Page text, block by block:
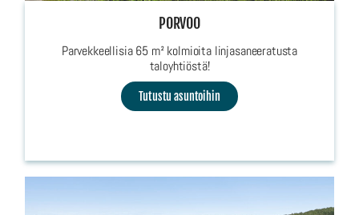
PORVOO
Parvekkeellisia 65 m² kolmioita linjasaneeratusta
taloyhtiöstä!
Tutustu asuntoihin